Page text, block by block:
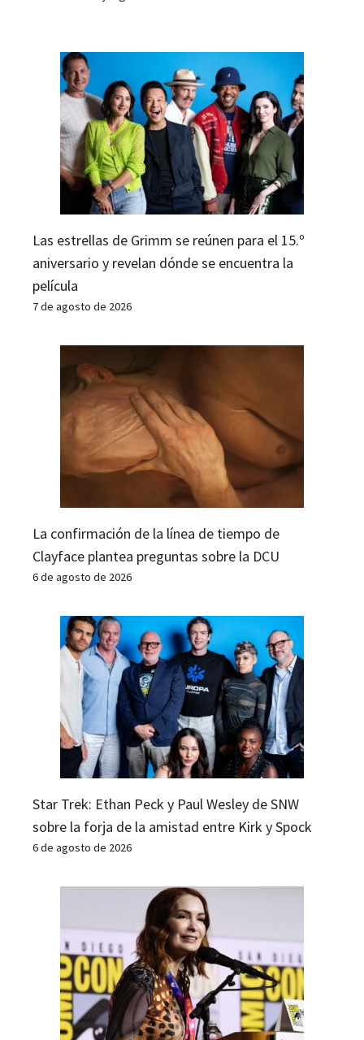
Las estrellas de Grimm se reúnen para el 15.º
aniversario y revelan dónde se encuentra la
película
7 de agosto de 2026
La confirmación de la línea de tiempo de
Clayface plantea preguntas sobre la DCU
6 de agosto de 2026
Star Trek: Ethan Peck y Paul Wesley de SNW
sobre la forja de la amistad entre Kirk y Spock
6 de agosto de 2026